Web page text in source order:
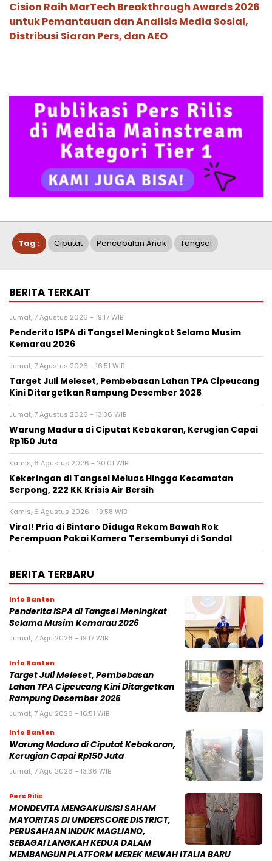
Cision Raih MarTech Breakthrough Awards 2026
untuk Pemantauan dan Analisis Media Sosial,
Distribusi Siaran Pers, dan AEO
Tag : Ciputat Pencabulan Anak Tangsel
BERITA TERKAIT
Jumat, 7 Agustus 2026 - 19:17 WIB
Penderita ISPA di Tangsel Meningkat Selama Musim
Kemarau 2026
Jumat, 7 Agustus 2026 - 16:51 WIB
Target Juli Meleset, Pembebasan Lahan TPA Cipeucang
Kini Ditargetkan Rampung Desember 2026
Jumat, 7 Agustus 2026 - 13:36 WIB
Warung Madura di Ciputat Kebakaran, Kerugian Capai
Rp150 Juta
Kamis, 6 Agustus 2026 - 20:01 WIB
Kekeringan di Tangsel Meluas Hingga Kecamatan
Serpong, 222 KK Krisis Air Bersih
Kamis, 6 Agustus 2026 - 19:58 WIB
Viral! Pria di Bintaro Diduga Rekam Bawah Rok
Perempuan Pakai Kamera Tersembunyi di Sandal
BERITA TERBARU
Info Banten
Penderita ISPA di Tangsel Meningkat
Selama Musim Kemarau 2026
Jumat, 7 Agu 2026 - 19:17 WIB
Info Banten
Target Juli Meleset, Pembebasan
Lahan TPA Cipeucang Kini Ditargetkan
Rampung Desember 2026
Jumat, 7 Agu 2026 - 16:51 WIB
Info Banten
Warung Madura di Ciputat Kebakaran,
Kerugian Capai Rp150 Juta
Jumat, 7 Agu 2026 - 13:36 WIB
Pers Rilis
MONDEVITA MENGAKUISISI SAHAM
MAYORITAS DI UNDERSCORE DISTRICT,
PERUSAHAAN INDUK MAGLIANO,
SEBAGAI LANGKAH KEDUA DALAM
MEMBANGUN PLATFORM MEREK MEWAH ITALIA BARU